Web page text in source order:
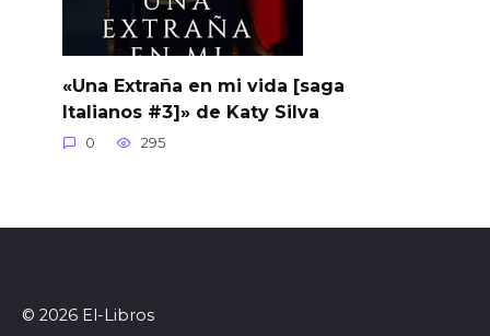
«Una Extraña en mi vida [saga
Italianos #3]» de Katy Silva
0 295
© 2026 El-Libros